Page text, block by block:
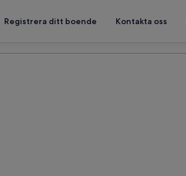
Registrera ditt boende Kontakta oss